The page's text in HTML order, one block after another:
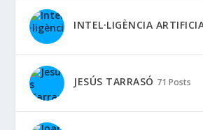
INTEL·LIGÈNCIA
JESÚS TARRASÓ 71 Posts